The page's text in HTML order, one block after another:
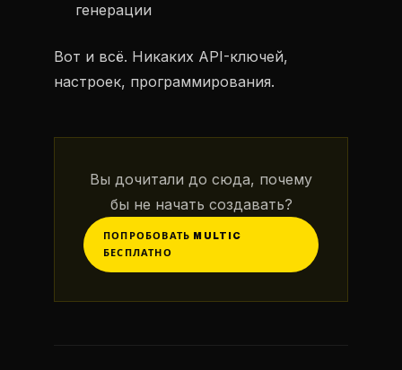
генерации
Вот и всё. Никаких API-ключей,
настроек, программирования.
Вы дочитали до сюда, почему
бы не начать создавать?
ПОПРОБОВАТЬ MULTIC
БЕСПЛАТНО